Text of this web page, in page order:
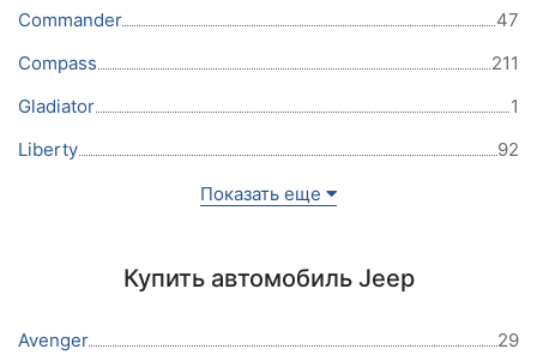
Commander
47
Compass
211
Gladiator
1
Liberty
92
Показать еще
Купить автомобиль Jeep
Avenger
29